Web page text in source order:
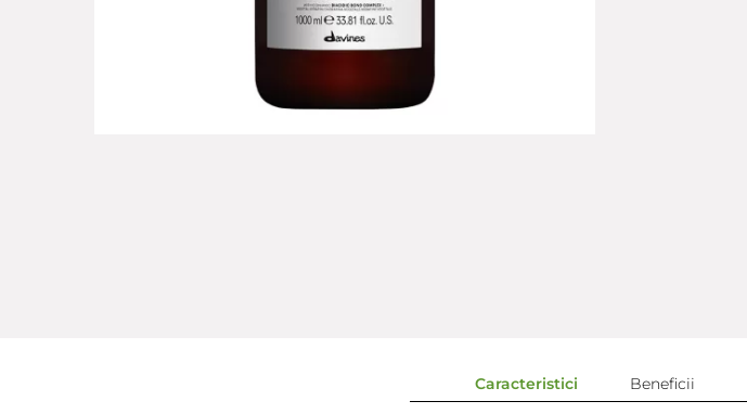
Caracteristici Beneficii